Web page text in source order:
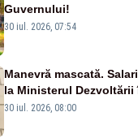
Guvernului!
30 iul. 2026, 07:54
Manevră mascată.
la Ministerul Dezvoltării
ies în stradă
30 iul. 2026, 08:00